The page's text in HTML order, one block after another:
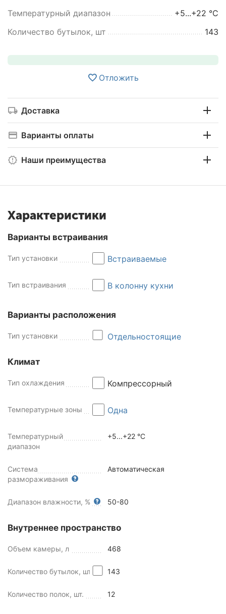
Температурный диапазон
+5...+22 °C
Количество бутылок, шт
143
Отложить
Доставка
Варианты оплаты
Наши преимущества
Характеристики
Варианты встраивания
Тип установки Встраиваемые
Тип встраивания В колонну кухни
Варианты расположения
Тип установки Отдельностоящие
Климат
Тип охлаждения Компрессорный
Температурные зоны Одна
Температурный
диапазон
+5...+22 °C
Система
размораживания
Автоматическая
Диапазон влажности, % 50-80
Внутреннее пространство
Объем камеры, л 468
Количество бутылок, шт 143
Количество полок, шт. 12